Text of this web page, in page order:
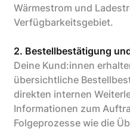
Wärmestrom und
Verfügbarkeitsgebiet.
2. Bestellbestätigung
Deine Kund:innen
übersichtliche
direkten internen
Informationen zum
Folgeprozesse wie die